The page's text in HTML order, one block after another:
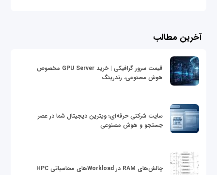
آخرین مطالب
قیمت سرور گرافیکی | خرید GPU Server مخصوص
هوش مصنوعی، رندرینگ
سایت شرکتی حرفه‌ای؛ ویترین دیجیتال شما در عصر
جستجو و هوش مصنوعی
چالش‌های RAM در Workloadهای محاسباتی HPC